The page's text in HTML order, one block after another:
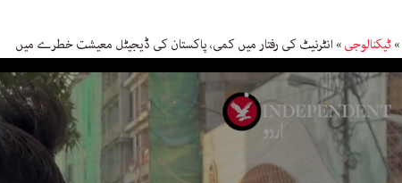
»ٹیکنالوجی» انٹرنیٹ کی رفتار میں کمی، پاکستان کی ڈیجیٹل معیشت خطرے میں